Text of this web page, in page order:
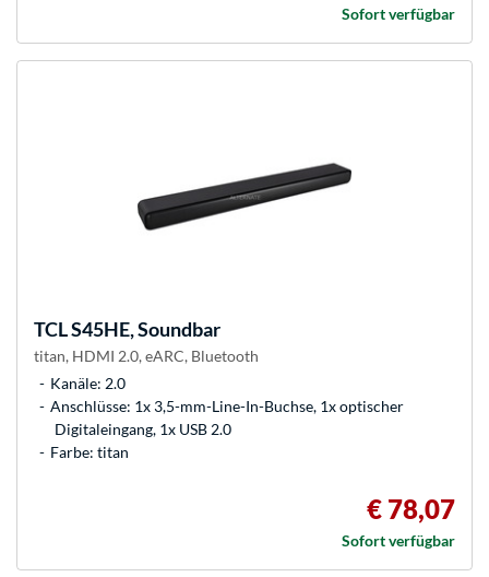
Sofort verfügbar
TCLS45HE, Soundbar
titan, HDMI 2.0, eARC, Bluetooth
Kanäle: 2.0
Anschlüsse: 1x 3,5-mm-Line-In-Buchse, 1x optischer
Digitaleingang, 1x USB 2.0
Farbe: titan
€ 78,07
Sofort verfügbar